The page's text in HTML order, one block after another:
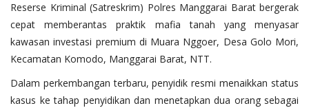
Reserse Kriminal (Satreskrim) Polres Manggarai Barat bergerak
cepat memberantas praktik mafia tanah yang menyasar
kawasan investasi premium di Muara Nggoer, Desa Golo Mori,
Kecamatan Komodo, Manggarai Barat, NTT.
Dalam perkembangan terbaru, penyidik resmi menaikkan status
kasus ke tahap penyidikan dan menetapkan dua orang sebagai